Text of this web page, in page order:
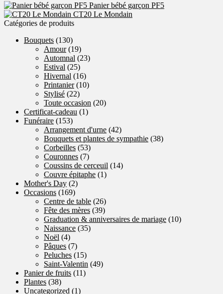
Panier bébé garçon PF5
CT20 Le Mondain
Catégories de produits
Bouquets (130)
Amour (19)
Automnal (23)
Estival (25)
Hivernal (16)
Printanier (10)
Stylisé (22)
Toute occasion (20)
Certificat-cadeau (1)
Funéraire (153)
Arrangement d'urne (42)
Bouquets et plantes de sympathie (38)
Corbeilles (53)
Couronnes (7)
Coussins de cerceuil (14)
Couvre épitaphe (1)
Mother's Day (2)
Occasions (169)
Centre de table (26)
Fête des mères (39)
Graduation & anniversaires de mariage (10)
Naissance (35)
Noël (4)
Pâques (7)
Peluches (15)
Saint-Valentin (49)
Panier de fruits (11)
Plantes (38)
Uncategorized (1)